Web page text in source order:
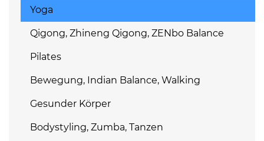
Yoga
Qigong, Zhineng Qigong, ZENbo Balance
Pilates
Bewegung, Indian Balance, Walking
Gesunder Körper
Bodystyling, Zumba, Tanzen